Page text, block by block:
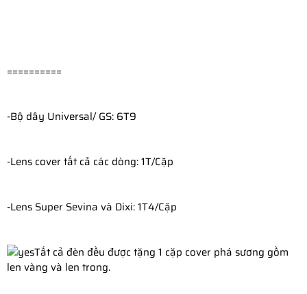
==========
-Bộ dây Universal/ GS: 6T9
-Lens cover tất cả các dòng: 1T/Cặp
-Lens Super Sevina và Dixi: 1T4/Cặp
Tất cả đèn đều được tặng 1 cặp cover phá sương gồm
len vàng và len trong.